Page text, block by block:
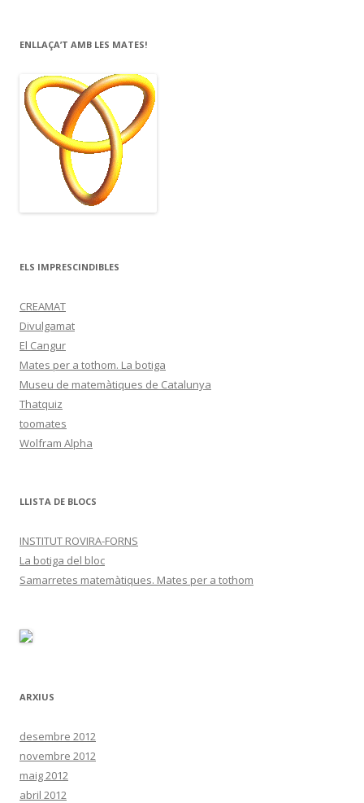
ENLLAÇA’T AMB LES MATES!
ELS IMPRESCINDIBLES
CREAMAT
Divulgamat
El Cangur
Mates per a tothom. La botiga
Museu de matemàtiques de Catalunya
Thatquiz
toomates
Wolfram Alpha
LLISTA DE BLOCS
INSTITUT ROVIRA-FORNS
La botiga del bloc
Samarretes matemàtiques. Mates per a tothom
ARXIUS
desembre 2012
novembre 2012
maig 2012
abril 2012